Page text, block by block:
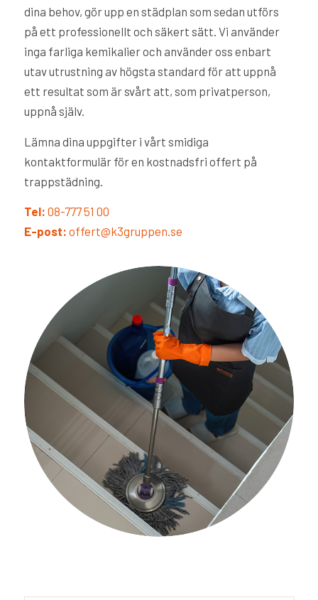
dina behov, gör upp en städplan som sedan utförs
på ett professionellt och säkert sätt. Vi använder
inga farliga kemikalier och använder oss enbart
utav utrustning av högsta standard för att uppnå
ett resultat som är svårt att, som privatperson,
uppnå själv.
Lämna dina uppgifter i vårt smidiga
kontaktformulär för en kostnadsfri offert på
trappstädning.
Tel: 08-777 51 00
E-post: offert@k3gruppen.se